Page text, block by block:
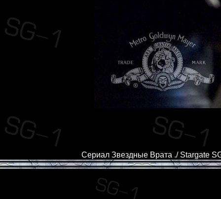
Сериал Звездные Врата ./ Stargate